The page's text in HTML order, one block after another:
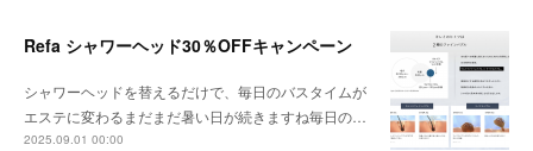
Refa シャワーヘッド30％OFFキャンペーン
シャワーヘッドを替えるだけで、毎日のバスタイムが
エステに変わるまだまだ暑い日が続きますね毎日の…
2025.09.01 00:00